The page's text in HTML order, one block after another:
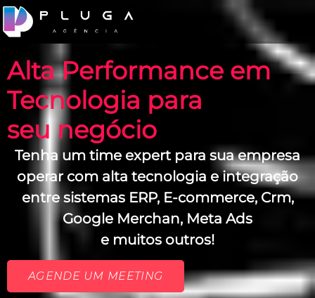
Alta Performance em
Tecnologia para
seu negócio
Tenha um time expert para sua empresa
operar com alta tecnologia e integração
entre sistemas ERP, E-commerce, Crm,
Google Merchan, Meta Ads
e muitos outros!
AGENDE UM MEETING